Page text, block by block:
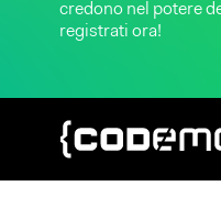
credono nel potere
registrati ora!